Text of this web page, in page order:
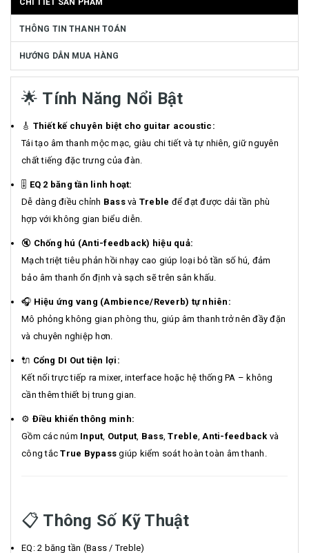
CHI TIẾT SẢN PHẨM
THÔNG TIN THANH TOÁN
HƯỚNG DẪN MUA HÀNG
🌟 Tính Năng Nổi Bật
🎸 Thiết kế chuyên biệt cho guitar acoustic:
Tái tạo âm thanh mộc mạc, giàu chi tiết và tự nhiên, giữ nguyên
chất tiếng đặc trưng của đàn.
🎚️ EQ 2 băng tần linh hoạt:
Dễ dàng điều chỉnh Bassvà Treble để đạt được dải tần phù
hợp với không gian biểu diễn.
🔇 Chống hú (Anti-feedback) hiệu quả:
Mạch triệt tiêu phản hồi nhạy cao giúp loại bỏ tần số hú, đảm
bảo âm thanh ổn định và sạch sẽ trên sân khấu.
🎧 Hiệu ứng vang (Ambience/Reverb) tự nhiên:
Mô phỏng không gian phòng thu, giúp âm thanh trở nên đầy đặn
và chuyên nghiệp hơn.
🔌 Cổng DI Out tiện lợi:
Kết nối trực tiếp ra mixer, interface hoặc hệ thống PA – không
cần thêm thiết bị trung gian.
⚙️ Điều khiển thông minh:
Gồm các núm Input, Output, Bass,Treble,Anti-feedbackvà
công tắcTrue Bypass giúp kiểm soát hoàn toàn âm thanh.
📋 Thông Số Kỹ Thuật
EQ: 2 băng tần (Bass / Treble)